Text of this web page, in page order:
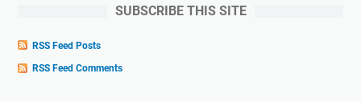
SUBSCRIBE THIS SITE
RSS Feed Posts
RSS Feed Comments